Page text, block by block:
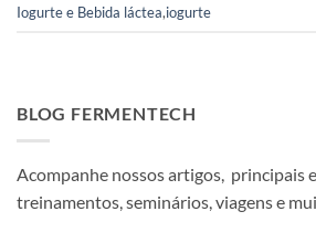
Iogurte e Bebida láctea,iogurte
BLOG FERMENTECH
Acompanhe nossos artigos, principais
treinamentos, seminários, viagens e